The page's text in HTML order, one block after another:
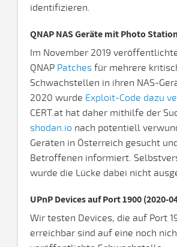
identifizieren.
QNAP NAS Geräte mit Photo
Im November 2019
QNAP Patches für mehrere
Schwachstellen in ihren NAS-
2020 wurde Exploit-Code dazu
CERT.at hat daher mithilfe der
shodan.io nach potentiell
Geräten in Österreich gesucht
Betroffenen informiert.
wurde die Lücke dabei nicht
UPnP Devices auf Port 1900 (2020-
Wir testen Devices, die auf Port
erreichbar sind auf eine noch